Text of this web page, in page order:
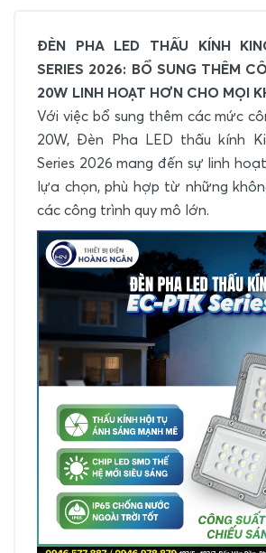
ĐÈN PHA LED THẤU KÍNH
SERIES 2026: BỔ SUNG THÊM
20W LINH HOẠT HƠN CHO MỌI
Với việc bổ sung thêm các mức
20W, Đèn Pha LED thấu kính
Series 2026 mang đến sự linh
lựa chọn, phù hợp từ những
các công trình quy mô lớn.